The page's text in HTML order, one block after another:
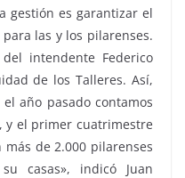
gestión es garantizar el
las y los pilarenses.
intendente Federico
de los Talleres. Así,
año pasado contamos
y el primer cuatrimestre
de 2.000 pilarenses
casas», indicó Juan